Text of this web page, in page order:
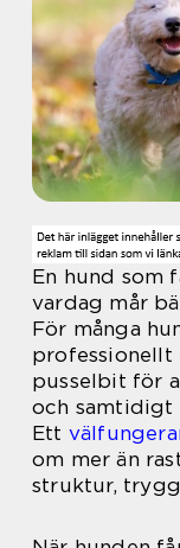
En hund som
vardag mår
För många
professionellt
pusselbit för
och samtidigt
Ett
om mer än
struktur,